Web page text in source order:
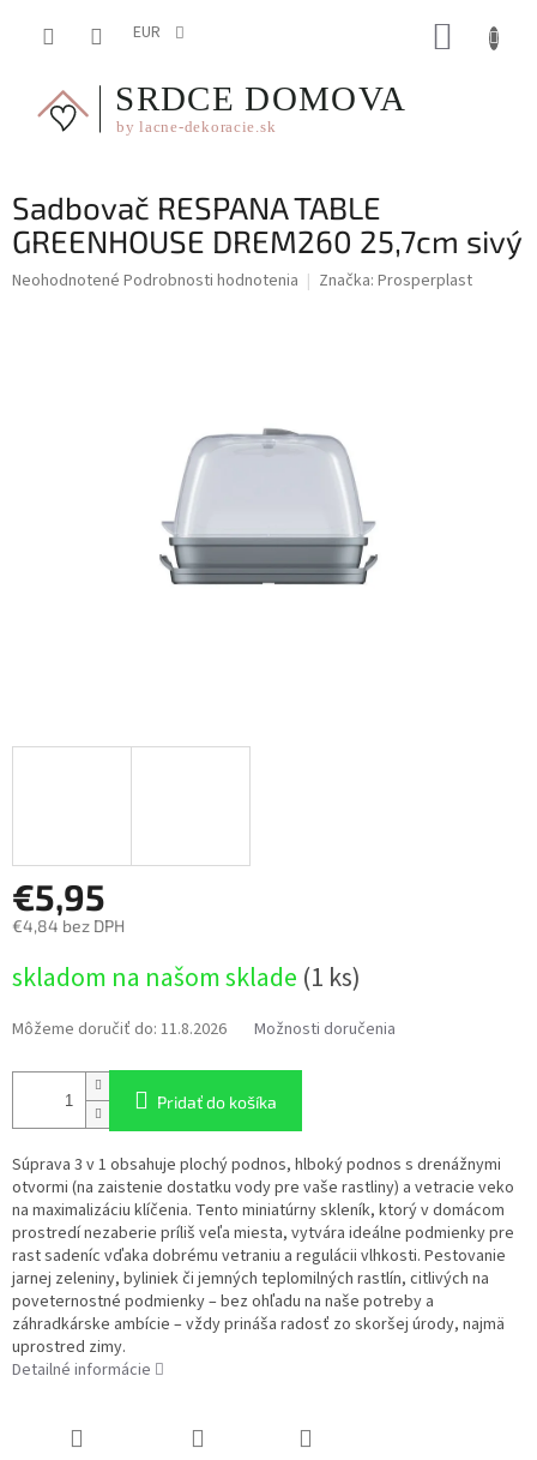
EUR
Sadbovač RESPANA TABLE
GREENHOUSE DREM260 25,7cm sivý
Priemerné
Neohodnotené Podrobnosti hodnotenia Značka: Prosperplast
€5,95
€4,84 bez DPH
cena:
skladom na našom sklade (1 ks)
Môžeme doručiť do: 11.8.2026 Možnosti doručenia
Pridať do košíka
Súprava 3 v 1 obsahuje plochý podnos, hlboký podnos s drenážnymi
otvormi (na zaistenie dostatku vody pre vaše rastliny) a vetracie veko
na maximalizáciu klíčenia. Tento miniatúrny skleník, ktorý v domácom
prostredí nezaberie príliš veľa miesta, vytvára ideálne podmienky pre
rast sadeníc vďaka dobrému vetraniu a regulácii vlhkosti. Pestovanie
jarnej zeleniny, byliniek či jemných teplomilných rastlín, citlivých na
poveternostné podmienky – bez ohľadu na naše potreby a
záhradkárske ambície – vždy prináša radosť zo skoršej úrody, najmä
uprostred zimy.
Detailné informácie